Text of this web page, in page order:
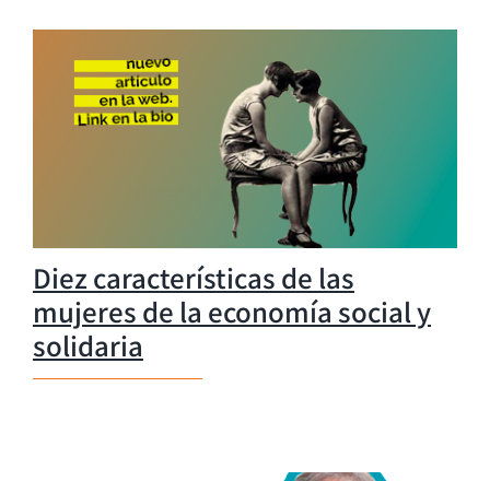
Diez características de las
mujeres de la economía social y
solidaria